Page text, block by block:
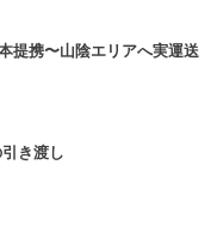
提携〜山陰エリアへ実運送
き渡し